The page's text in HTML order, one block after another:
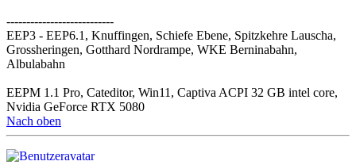
---------------------------
EEP3 - EEP6.1, Knuffingen, Schiefe Ebene, Spitzkehre Lauscha,
Grossheringen, Gotthard Nordrampe, WKE Berninabahn,
Albulabahn
EEPM 1.1 Pro, Cateditor, Win11, Captiva ACPI 32 GB intel core,
Nvidia GeForce RTX 5080
Nach oben